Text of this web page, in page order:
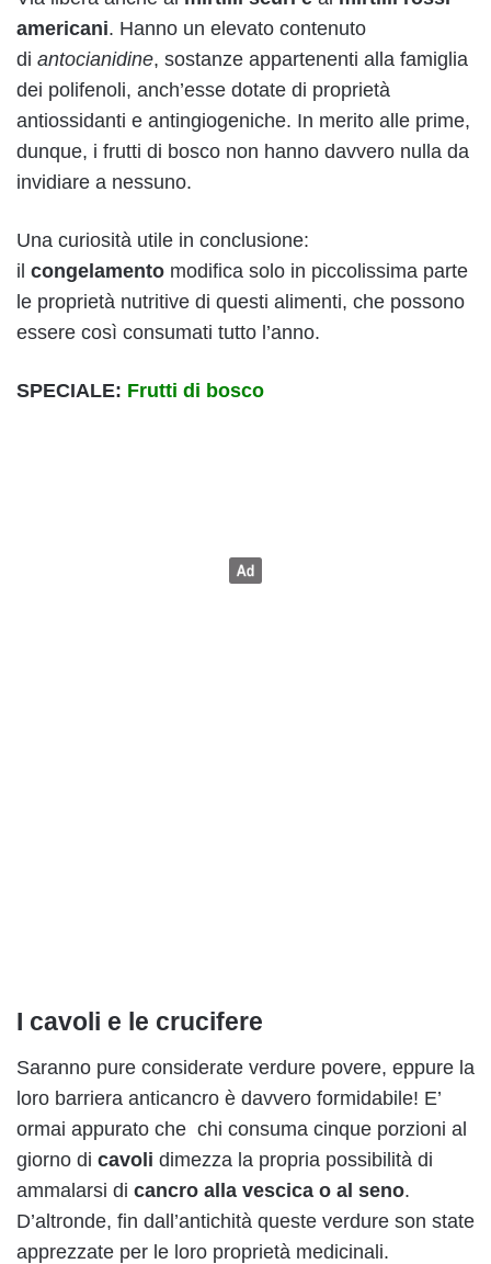
americani. Hanno un elevato contenuto
di antocianidine, sostanze appartenenti alla famiglia
dei polifenoli, anch’esse dotate di proprietà
antiossidanti e antingiogeniche. In merito alle prime,
dunque, i frutti di bosco non hanno davvero nulla da
invidiare a nessuno.
Una curiosità utile in conclusione:
il congelamento modifica solo in piccolissima parte
le proprietà nutritive di questi alimenti, che possono
essere così consumati tutto l’anno.
SPECIALE: Frutti di bosco
I cavoli e le crucifere
Saranno pure considerate verdure povere, eppure la
loro barriera anticancro è davvero formidabile! E’
ormai appurato che chi consuma cinque porzioni al
giorno di cavoli dimezza la propria possibilità di
ammalarsi di cancro alla vescica o al seno.
D’altronde, fin dall’antichità queste verdure son state
apprezzate per le loro proprietà medicinali.